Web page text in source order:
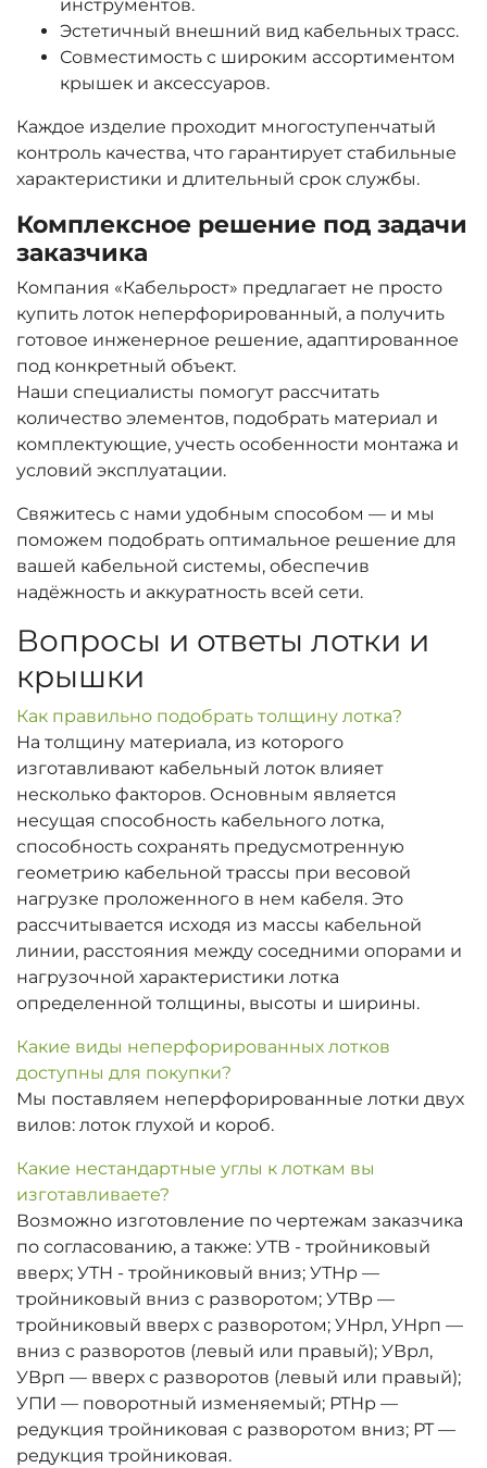
инструментов.
Эстетичный внешний вид кабельных трасс.
Совместимость с широким ассортиментом
крышек и аксессуаров.
Каждое изделие проходит многоступенчатый
контроль качества, что гарантирует стабильные
характеристики и длительный срок службы.
Комплексное решение под задачи
заказчика
Компания «Кабельрост» предлагает не просто
купить лоток неперфорированный, а получить
готовое инженерное решение, адаптированное
под конкретный объект.
Наши специалисты помогут рассчитать
количество элементов, подобрать материал и
комплектующие, учесть особенности монтажа и
условий эксплуатации.
Свяжитесь с нами удобным способом — и мы
поможем подобрать оптимальное решение для
вашей кабельной системы, обеспечив
надёжность и аккуратность всей сети.
Вопросы и ответы лотки и
крышки
Как правильно подобрать толщину лотка?
На толщину материала, из которого
изготавливают кабельный лоток влияет
несколько факторов. Основным является
несущая способность кабельного лотка,
способность сохранять предусмотренную
геометрию кабельной трассы при весовой
нагрузке проложенного в нем кабеля. Это
рассчитывается исходя из массы кабельной
линии, расстояния между соседними опорами и
нагрузочной характеристики лотка
определенной толщины, высоты и ширины.
Какие виды неперфорированных лотков
доступны для покупки?
Мы поставляем неперфорированные лотки двух
вилов: лоток глухой и короб.
Какие нестандартные углы к лоткам вы
изготавливаете?
Возможно изготовление по чертежам заказчика
по согласованию, а также: УТВ - тройниковый
вверх; УТН - тройниковый вниз; УТНр —
тройниковый вниз с разворотом; УТВр —
тройниковый вверх с разворотом; УНрл, УНрп —
вниз с разворотов (левый или правый); УВрл,
УВрп — вверх с разворотов (левый или правый);
УПИ — поворотный изменяемый; РТНр —
редукция тройниковая с разворотом вниз; РТ —
редукция тройниковая.